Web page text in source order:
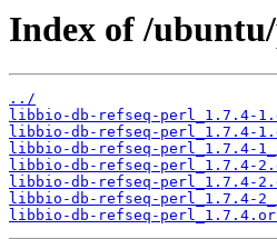
Index of /
../
libbio-db-refseq-perl_1.7.4-
libbio-db-refseq-perl_1.7.4-
libbio-db-refseq-perl_1.7.4-
libbio-db-refseq-perl_1.7.4-
libbio-db-refseq-perl_1.7.4-
libbio-db-refseq-perl_1.7.4-
libbio-db-refseq-